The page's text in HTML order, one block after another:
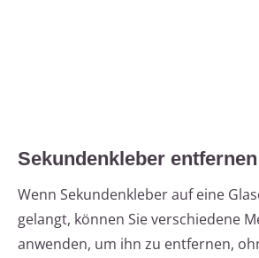
Sekundenkleber entfernen
Wenn Sekundenkleber auf eine
gelangt, können Sie verschiedene
anwenden, um ihn zu entfernen,